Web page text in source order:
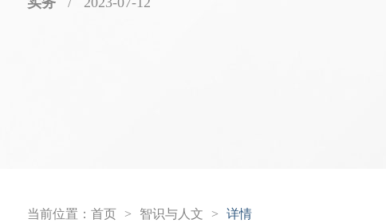
当前位置： 首页 > 智识与人文 > 详情